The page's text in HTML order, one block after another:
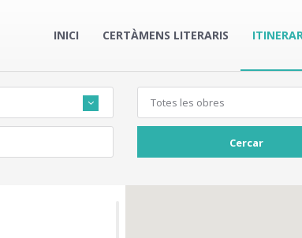
INICI CERTÀMENS LITERARIS
Totes les obres
Cercar